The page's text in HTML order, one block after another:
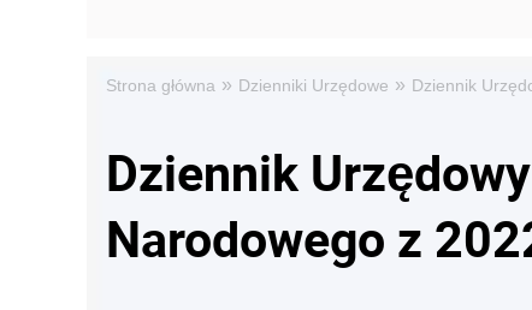
Strona główna » Dzienniki Urzędowe » Dziennik
Dziennik
Narodowego z